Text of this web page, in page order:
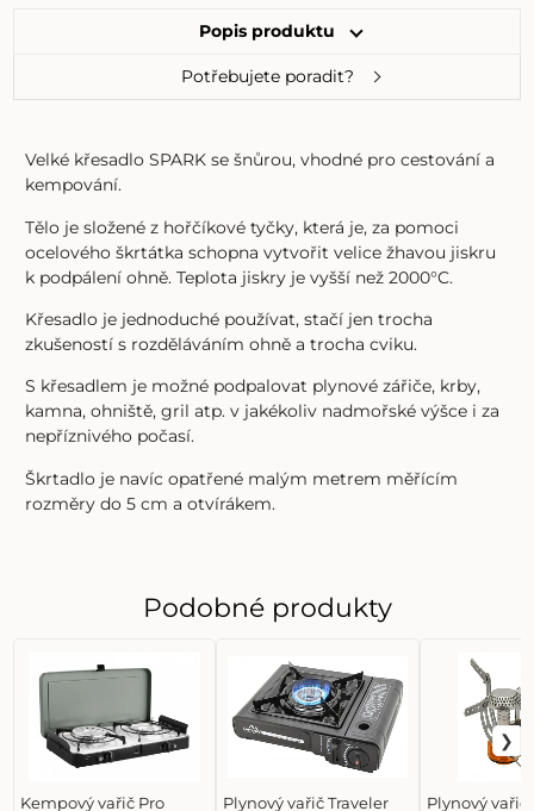
Popis produktu
Potřebujete poradit?
Velké křesadlo SPARK se šnůrou, vhodné pro cestování a
kempování.
Tělo je složené z hořčíkové tyčky, která je, za pomoci
ocelového škrtátka schopna vytvořit velice žhavou jiskru
k podpálení ohně. Teplota jiskry je vyšší než 2000°C.
Křesadlo je jednoduché používat, stačí jen trocha
zkušeností s rozděláváním ohně a trocha cviku.
S křesadlem je možné podpalovat plynové zářiče, krby,
kamna, ohniště, gril atp. v jakékoliv nadmořské výšce i za
nepříznivého počasí.
Škrtadlo je navíc opatřené malým metrem měřícím
rozměry do 5 cm a otvírákem.
Podobné produkty
Kempový vařič Pro Plynový vařič Traveler Plynový vařič